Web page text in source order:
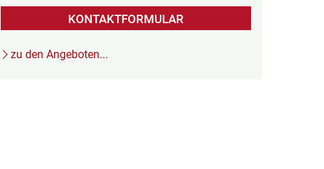
KONTAKTFORMULAR
zu den Angeboten...